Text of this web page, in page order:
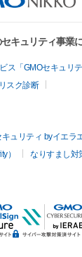
キュリティ事業
ス「GMOセキュリテ
スク診断
ュリティ byイエラエ
）
なりすまし対